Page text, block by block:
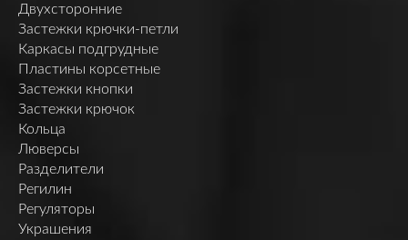
Двухсторонние
Застежки крючки-петли
Каркасы подгрудные
Пластины корсетные
Застежки кнопки
Застежки крючок
Кольца
Люверсы
Разделители
Регилин
Регуляторы
Украшения